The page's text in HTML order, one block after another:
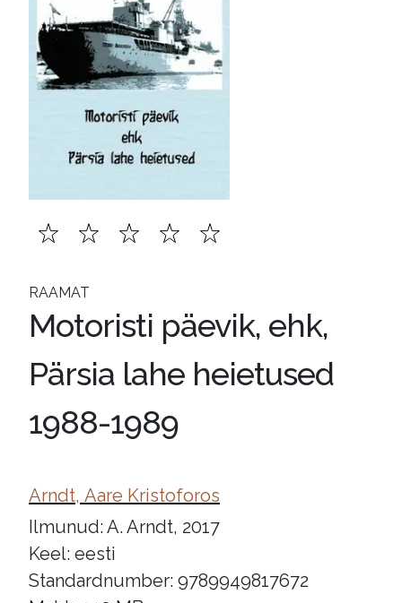
RAAMAT
Motoristi päevik, ehk,
Pärsia lahe heietused
1988-1989
Arndt, Aare Kristoforos
Ilmunud: A. Arndt, 2017
Keel: eesti
Standardnumber: 9789949817672